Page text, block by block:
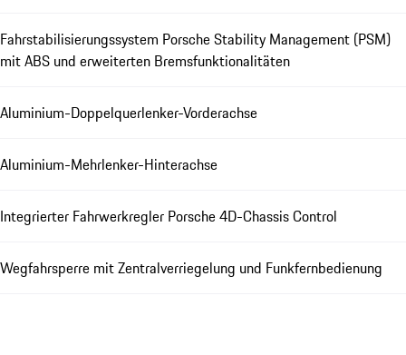
Fahrstabilisierungssystem Porsche Stability Management (PSM)
mit ABS und erweiterten Bremsfunktionalitäten
Aluminium-Doppelquerlenker-Vorderachse
Aluminium-Mehrlenker-Hinterachse
Integrierter Fahrwerkregler Porsche 4D-Chassis Control
Wegfahrsperre mit Zentralverriegelung und Funkfernbedienung